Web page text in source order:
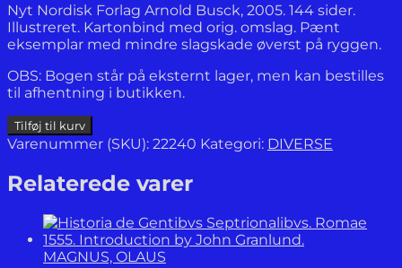
Nyt Nordisk Forlag Arnold Busck, 2005. 144 sider.
Illustreret. Kartonbind med orig. omslag. Pænt
eksemplar med mindre slagskade øverst på ryggen.
OBS: Bogen står på eksternt lager, men kan bestilles
til afhentning i butikken.
Kolonihaver.
antal
Tilføj til kurv
Varenummer (SKU): 22240 Kategori: DIVERSE
Relaterede varer
MAGNUS, OLAUS